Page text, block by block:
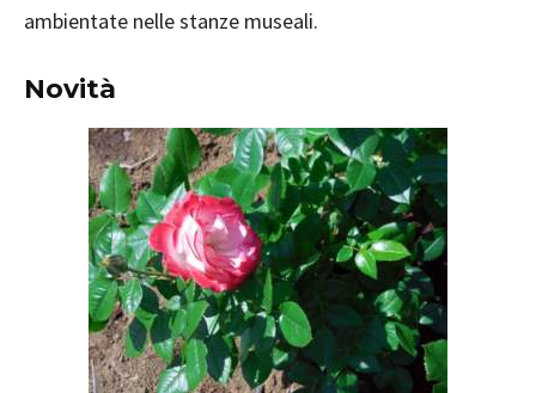
ambientate nelle stanze museali.
Novità